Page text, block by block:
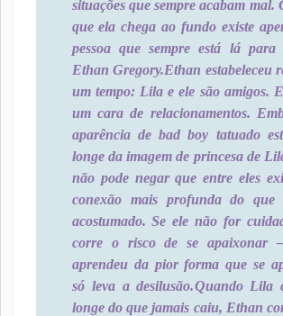
situações que sempre acabam mal.
que ela chega ao fundo existe
pessoa que sempre está lá para
Ethan Gregory.Ethan estabeleceu
um tempo: Lila e ele são amigos.
um cara de relacionamentos.
aparência de bad boy tatuado
longe da imagem de princesa de
não pode negar que entre eles
conexão mais profunda do que
acostumado. Se ele não for
corre o risco de se apaixonar
aprendeu da pior forma que se
só leva a desilusão.Quando Lila
longe do que jamais caiu, Ethan